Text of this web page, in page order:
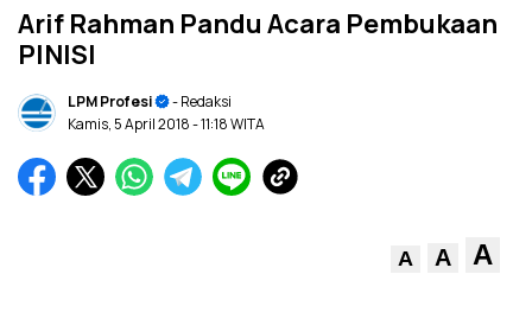
Arif Rahman Pandu Acara Pembukaan
PINISI
LPM Profesi
- Redaksi
Kamis, 5 April 2018- 11:18 WITA
A A A